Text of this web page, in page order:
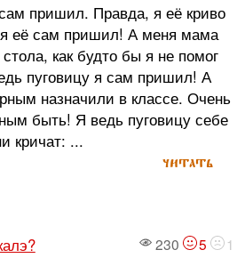
пришил. Правда, я её криво
её сам пришил! А меня мама
как будто бы я не помог
пуговицу я сам пришил! А
назначили в классе. Очень
быть! Я ведь пуговицу себе
кричат: ...
читать
230 5 1